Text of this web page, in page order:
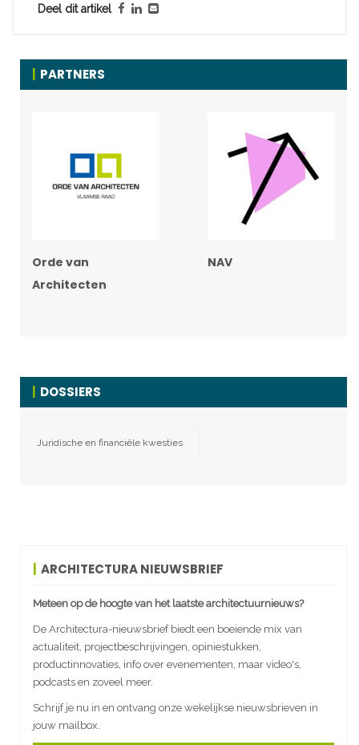
Deel dit artikel
PARTNERS
Orde van
Architecten
NAV
DOSSIERS
Juridische en financiële kwesties
ARCHITECTURA NIEUWSBRIEF
Meteen op de hoogte van het laatste architectuurnieuws?
De Architectura-nieuwsbrief biedt een boeiende mix van
actualiteit, projectbeschrijvingen, opiniestukken,
productinnovaties, info over evenementen, maar video's,
podcasts en zoveel meer.
Schrijf je nu in en ontvang onze wekelijkse nieuwsbrieven in
jouw mailbox.